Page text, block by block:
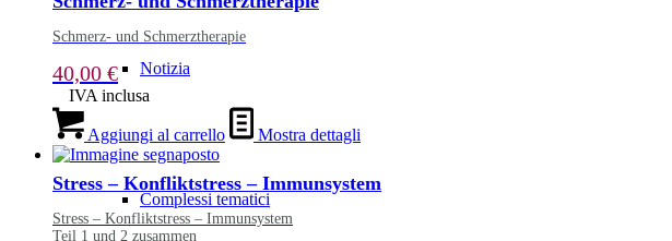
Notizia
Complessi tematici
Schmerz- und Schmerztherapie
40,00 €
IVA inclusa
Aggiungi al carrello Mostra dettagli
Stress – Konfliktstress – Immunsystem
Stress – Konfliktstress – Immunsystem
Teil 1 und 2 zusammen